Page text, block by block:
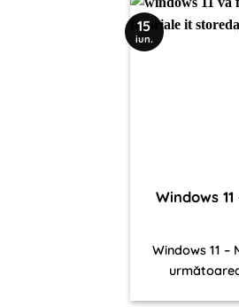
Windows
Windows 11
15
iun.